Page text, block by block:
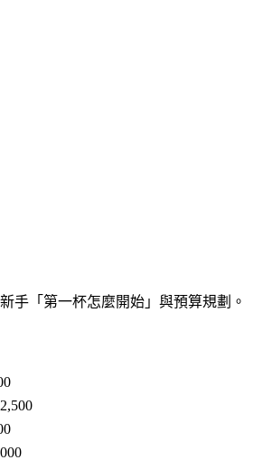
手「 第一杯怎麼開始 」與預算規劃。